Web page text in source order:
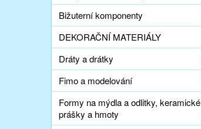
Bižuterní komponenty
DEKORAČNÍ MATERIÁLY
Dráty a drátky
Fimo a modelování
Formy na mýdla a odlitky, keramické
prášky a hmoty